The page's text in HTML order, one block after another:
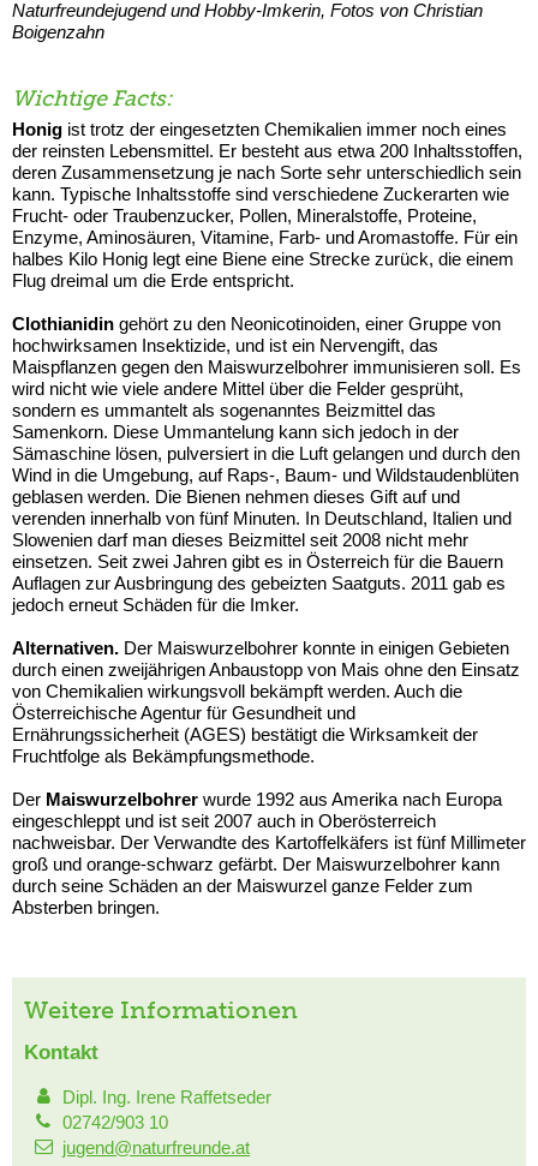
Naturfreundejugend und Hobby-Imkerin, Fotos von Christian
Boigenzahn
Wichtige Facts:
Honig ist trotz der eingesetzten Chemikalien immer noch eines
der reinsten Lebensmittel. Er besteht aus etwa 200 Inhaltsstoffen,
deren Zusammensetzung je nach Sorte sehr unterschiedlich sein
kann. Typische Inhaltsstoffe sind verschiedene Zuckerarten wie
Frucht- oder Traubenzucker, Pollen, Mineralstoffe, Proteine,
Enzyme, Aminosäuren, Vitamine, Farb- und Aromastoffe. Für ein
halbes Kilo Honig legt eine Biene eine Strecke zurück, die einem
Flug dreimal um die Erde entspricht.
Clothianidin gehört zu den Neonicotinoiden, einer Gruppe von
hochwirksamen Insektizide, und ist ein Nervengift, das
Maispflanzen gegen den Maiswurzelbohrer immunisieren soll. Es
wird nicht wie viele andere Mittel über die Felder gesprüht,
sondern es ummantelt als sogenanntes Beizmittel das
Samenkorn. Diese Ummantelung kann sich jedoch in der
Sämaschine lösen, pulversiert in die Luft gelangen und durch den
Wind in die Umgebung, auf Raps-, Baum- und Wildstaudenblüten
geblasen werden. Die Bienen nehmen dieses Gift auf und
verenden innerhalb von fünf Minuten. In Deutschland, Italien und
Slowenien darf man dieses Beizmittel seit 2008 nicht mehr
einsetzen. Seit zwei Jahren gibt es in Österreich für die Bauern
Auflagen zur Ausbringung des gebeizten Saatguts. 2011 gab es
jedoch erneut Schäden für die Imker.
Alternativen. Der Maiswurzelbohrer konnte in einigen Gebieten
durch einen zweijährigen Anbaustopp von Mais ohne den Einsatz
von Chemikalien wirkungsvoll bekämpft werden. Auch die
Österreichische Agentur für Gesundheit und
Ernährungssicherheit (AGES) bestätigt die Wirksamkeit der
Fruchtfolge als Bekämpfungsmethode.
Der Maiswurzelbohrer wurde 1992 aus Amerika nach Europa
eingeschleppt und ist seit 2007 auch in Oberösterreich
nachweisbar. Der Verwandte des Kartoffelkäfers ist fünf Millimeter
groß und orange-schwarz gefärbt. Der Maiswurzelbohrer kann
durch seine Schäden an der Maiswurzel ganze Felder zum
Absterben bringen.
Weitere Informationen
Kontakt
Dipl. Ing. Irene Raffetseder
02742/903 10
jugend@naturfreunde.at